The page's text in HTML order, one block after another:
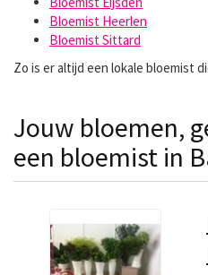
Bloemist Heerlen
Bloemist Sittard
Zo is er altijd een lokale bloemist
Jouw bloemen,
een bloemist in